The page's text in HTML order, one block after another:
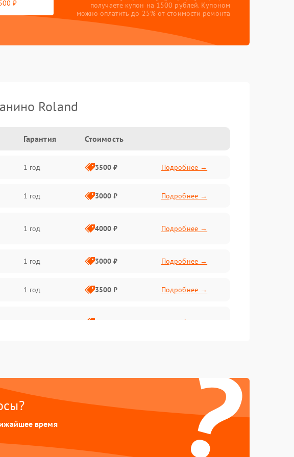
₽
получаете купон на 1500 рублей. Купоном
можно оплатить до 25% от стоимости ремонта
Roland
Гарантия Стоимость
1 год 3500 ₽ Подробнее →
1 год 3000 ₽ Подробнее →
1 год 4000 ₽ Подробнее →
1 год 3000 ₽ Подробнее →
1 год 3500 ₽ Подробнее →
2800 ₽ Подробнее →
?
время